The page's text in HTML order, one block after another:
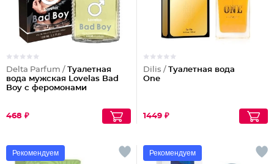
Delta Parfum /
Туалетная
вода мужская Lovelas Bad
Boy с феромонами
468 ₽
Dilis /
Туалетная вода
One
1449 ₽
Рекомендуем Рекомендуем